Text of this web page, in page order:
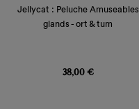
Jellycat : Peluche Amuseables
glands - ort & tum
38,00 €